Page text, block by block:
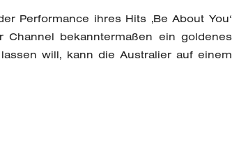
Performance ihres Hits ‚Be About You‘
bekanntermaßen ein goldenes
will, kann die Australier auf einem